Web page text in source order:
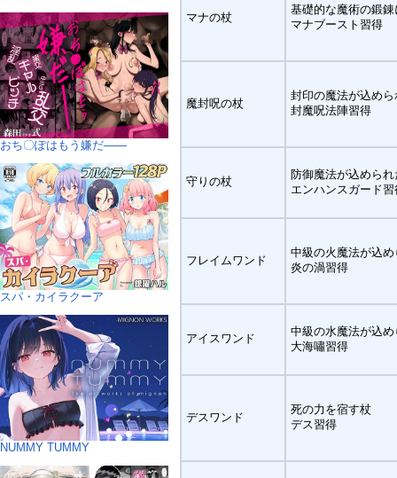
マナの杖
基礎的な魔術の鍛
マナブースト習得
魔封呪の杖
封印の魔法が込めら
封魔呪法陣習得
守りの杖
防御魔法が込められ
エンハンスガード習
フレイムワンド
中級の火魔法が込
炎の渦習得
アイスワンド
中級の水魔法が込
大海嘯習得
デスワンド
死の力を宿す杖
デス習得
おち〇ぽはもう嫌だ――
スパ・カイラクーア
NUMMY TUMMY